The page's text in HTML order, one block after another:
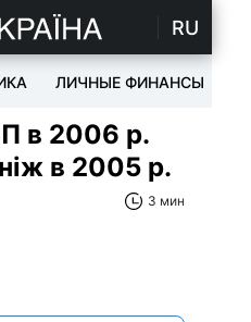
RU
ЛИЧНЫЕ ФИНАНСЫ
в 2006 р.
в 2005 р.
3 мин